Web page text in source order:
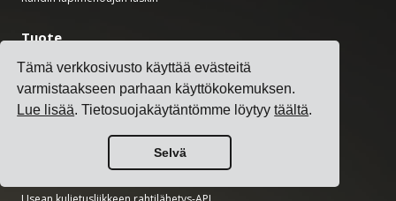
Tämä verkkosivusto käyttää evästeitä
varmistaakseen parhaan käyttökokemuksen.
Lue lisää. Tietosuojakäytäntömme löytyytäältä.
Selvä
Tuote
Kuljetuksenhallintajärjestelmä
Rahtihinnastojen hallintaohjelmisto
Rahtilisämaksujen hallintaohjelmisto